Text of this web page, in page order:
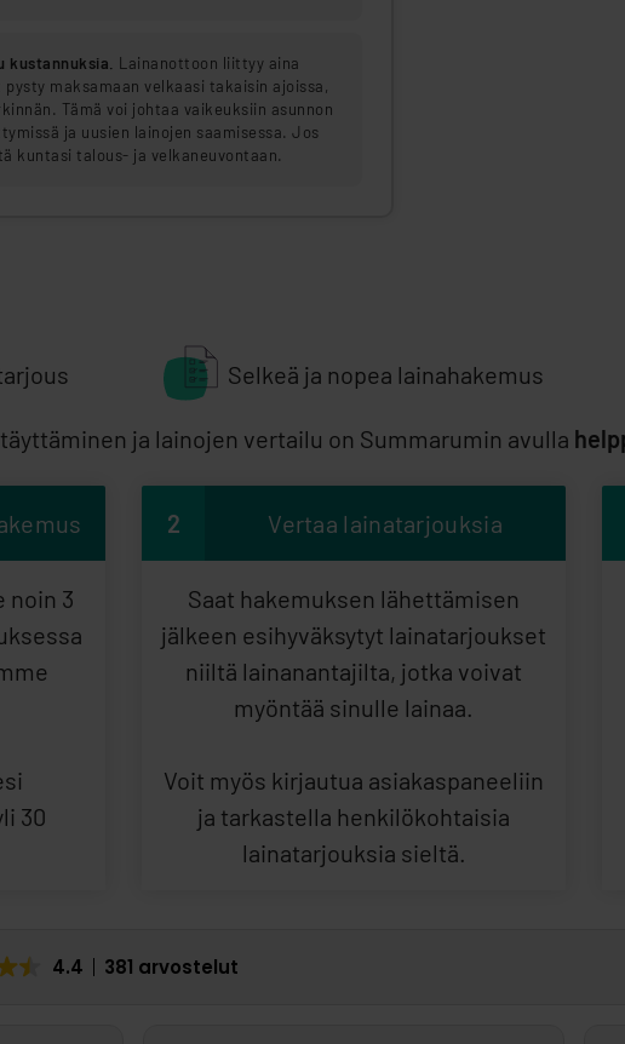
kustannuksia.
Lainanottoon liittyy aina
maksamaan velkaasi takaisin ajoissa,
Tämä voi johtaa vaikeuksiin asunnon
ja uusien lainojen saamisessa. Jos
kuntasi talous- ja velkaneuvontaan.
Selkeä ja nopea lainahakemus
ja lainojen vertailu on Summarumin avulla
noin 3
30
2 Vertaa lainatarjouksia
Saat hakemuksen lähettämisen
jälkeen esihyväksytyt lainatarjoukset
niiltä lainanantajilta, jotka voivat
myöntää sinulle lainaa.
Voit myös kirjautua asiakaspaneeliin
ja tarkastella henkilökohtaisia
lainatarjouksia sieltä.
4.4 381 arvostelut